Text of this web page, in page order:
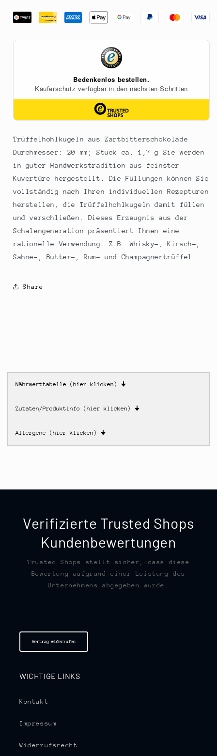
Zartbitterschokolade,
ø
Zartbitterschokolade,
ø
Läderach,
630
St
Trüffelhohlkugeln aus Zartbitterschokolade
Durchmesser: 20 mm; Stück ca. 1,7 g Sie werden
in guter Handwerkstradition aus feinster
Kuvertüre hergestellt. Die Füllungen können Sie
vollständig nach Ihren individuellen Rezepturen
herstellen, die Trüffelhohlkugeln damit füllen
und verschließen. Dieses Erzeugnis aus der
Schalengeneration präsentiert Ihnen eine
rationelle Verwendung. Z.B. Whisky-, Kirsch-,
Sahne-, Butter-, Rum- und Champagnertrüffel.
Share
Nährwerttabelle (hier klicken) 🠋
Zutaten/Produktinfo (hier klicken) 🠋
Allergene (hier klicken) 🠋
Verifizierte Trusted Shops
Kundenbewertungen
Trusted Shops stellt sicher, dass diese
Bewertung aufgrund einer Leistung des
Unternehmens abgegeben wurde.
Vertrag widerrufen
WICHTIGE LINKS
Kontakt
Impressum
Widerrufsrecht